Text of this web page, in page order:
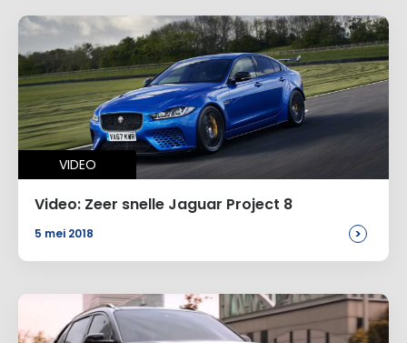
VIDEO
Video: Zeer snelle Jaguar Project 8
5 mei 2018 >